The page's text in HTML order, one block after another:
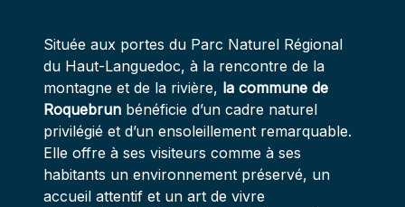
Située aux portes du Parc Naturel Régional
du Haut-Languedoc, à la rencontre de la
montagne et de la rivière, la commune de
Roquebrunbénéficie d’un cadre naturel
privilégié et d’un ensoleillement remarquable.
Elle offre à ses visiteurs comme à ses
habitants un environnement préservé, un
accueil attentif et un art de vivre